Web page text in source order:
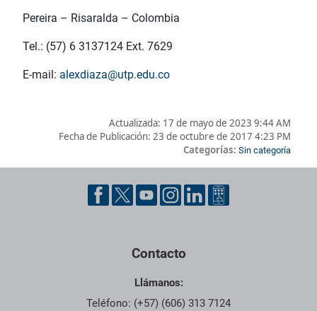
Pereira – Risaralda – Colombia
Tel.: (57) 6 3137124 Ext. 7629
E-mail: alexdiaza@utp.edu.co
Actualizada: 17 de mayo de 2023 9:44 AM
Fecha de Publicación: 23 de octubre de 2017 4:23 PM
Categorías: Sin categoría
Pie de página con información de contacto, redes sociales y
Contacto
Llámanos:
Teléfono: (+57) (606) 313 7124